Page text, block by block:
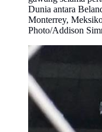
Dunia antara
Monterrey,
Photo/Addison